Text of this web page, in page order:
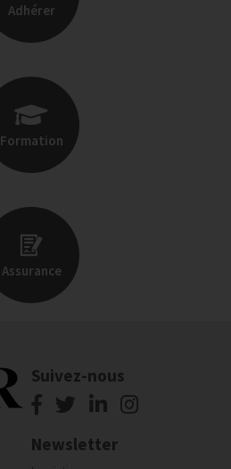
Adhérer
Formation
Assurance
Suivez-nous
Newsletter